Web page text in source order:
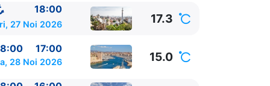
18:00
27 Noi 2026 17.3
17:00
28 Noi 2026 15.0